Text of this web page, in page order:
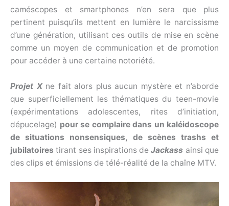
caméscopes et smartphones n’en sera que plus
pertinent puisqu’ils mettent en lumière le narcissisme
d’une génération, utilisant ces outils de mise en scène
comme un moyen de communication et de promotion
pour accéder à une certaine notoriété.
Projet Xne fait alors plus aucun mystère et n’aborde
que superficiellement les thématiques du teen-movie
(expérimentations adolescentes, rites d’initiation,
dépucelage) pour se complaire dans un kaléidoscope
de situations nonsensiques, de scènes trashs et
jubilatoires tirant ses inspirations deJackass ainsi que
des clips et émissions de télé-réalité de la chaîne MTV.